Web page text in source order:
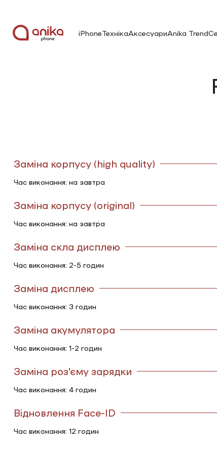
iPhoneТехнікаАксесуариAnika Trend
Заміна корпусу (high quality)
Час виконання: на завтра
Заміна корпусу (original)
Час виконання: на завтра
Заміна скла дисплею
Час виконання: 2-5 годин
Заміна дисплею
Час виконання: 3 годин
Заміна акумулятора
Час виконання: 1-2 годин
Заміна роз'єму зарядки
Час виконання: 4 годин
Відновлення Face-ID
Час виконання: 12 годин